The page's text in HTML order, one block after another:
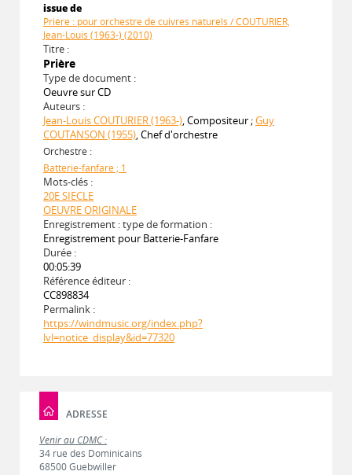
issue de
Prière : pour orchestre de cuivres naturels / COUTURIER,
Jean-Louis (1963-) (2010)
Titre :
Prière
Type de document :
Oeuvre sur CD
Auteurs :
Jean-Louis COUTURIER (1963-), Compositeur ;Guy
COUTANSON (1955), Chef d'orchestre
Orchestre :
Batterie-fanfare ; 1
Mots-clés :
20E SIECLE
OEUVRE ORIGINALE
Enregistrement : type de formation :
Enregistrement pour Batterie-Fanfare
Durée :
00:05:39
Référence éditeur :
CC898834
Permalink :
https://windmusic.org/index.php?
lvl=notice_display&id=77320
ADRESSE
Venir au CDMC :
34 rue des Dominicains
68500 Guebwiller